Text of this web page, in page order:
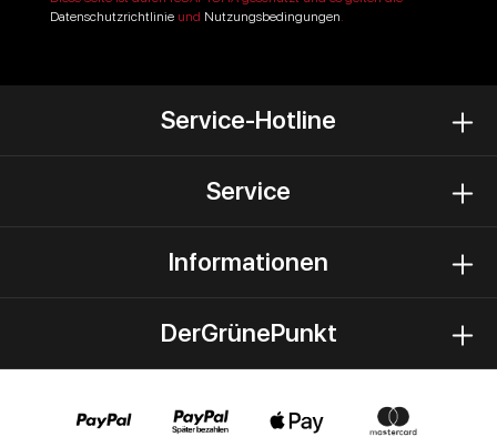
Datenschutzrichtlinie und Nutzungsbedingungen.
DerGrünePunkt
Service-Hotline
Service
Informationen